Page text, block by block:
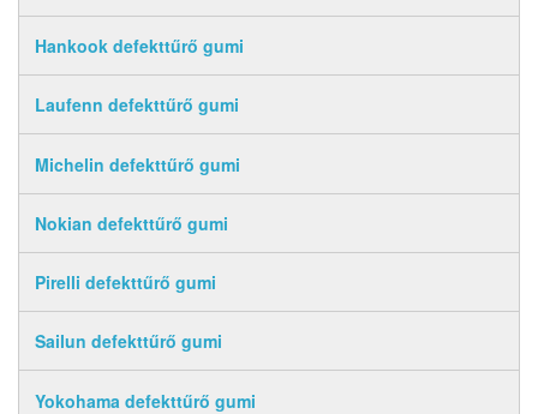
Hankook defekttűrő gumi
Laufenn defekttűrő gumi
Michelin defekttűrő gumi
Nokian defekttűrő gumi
Pirelli defekttűrő gumi
Sailun defekttűrő gumi
Yokohama defekttűrő gumi